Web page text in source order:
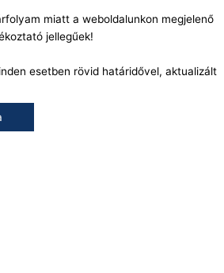
miatt a weboldalunkon megjelenő
jellegűek!
esetben rövid határidővel, aktualizált